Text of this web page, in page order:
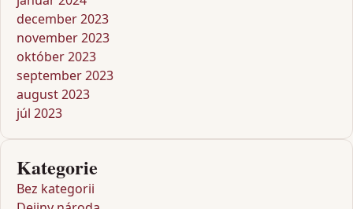
december 2023
november 2023
október 2023
september 2023
august 2023
júl 2023
Kategorie
Bez kategorii